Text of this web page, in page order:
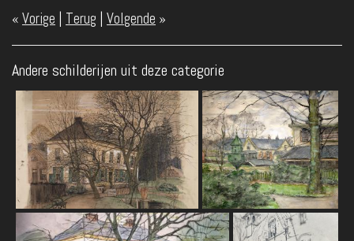
« Vorige | Terug | Volgende »
Andere schilderijen uit deze categorie